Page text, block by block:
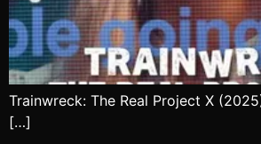
Trainwreck: The Real Project X
[…]